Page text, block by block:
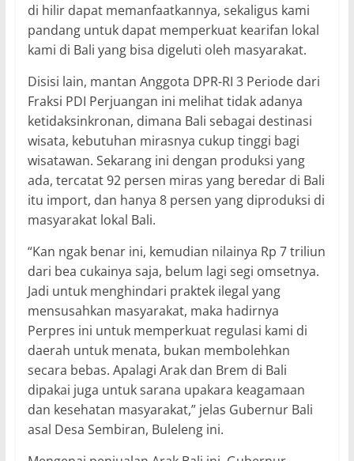
di hilir dapat memanfaatkannya, sekaligus kami
pandang untuk dapat memperkuat kearifan lokal
kami di Bali yang bisa digeluti oleh masyarakat.
Disisi lain, mantan Anggota DPR-RI 3 Periode dari
Fraksi PDI Perjuangan ini melihat tidak adanya
ketidaksinkronan, dimana Bali sebagai destinasi
wisata, kebutuhan mirasnya cukup tinggi bagi
wisatawan. Sekarang ini dengan produksi yang
ada, tercatat 92 persen miras yang beredar di Bali
itu import, dan hanya 8 persen yang diproduksi di
masyarakat lokal Bali.
“Kan ngak benar ini, kemudian nilainya Rp 7 triliun
dari bea cukainya saja, belum lagi segi omsetnya.
Jadi untuk menghindari praktek ilegal yang
mensusahkan masyarakat, maka hadirnya
Perpres ini untuk memperkuat regulasi kami di
daerah untuk menata, bukan membolehkan
secara bebas. Apalagi Arak dan Brem di Bali
dipakai juga untuk sarana upakara keagamaan
dan kesehatan masyarakat,” jelas Gubernur Bali
asal Desa Sembiran, Buleleng ini.